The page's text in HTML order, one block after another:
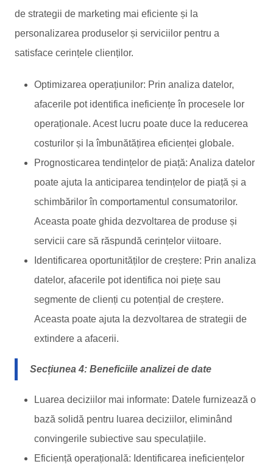
de strategii de marketing mai eficiente și la
personalizarea produselor și serviciilor pentru a
satisface cerințele clienților.
Optimizarea operațiunilor: Prin analiza datelor,
afacerile pot identifica ineficiențe în procesele lor
operaționale. Acest lucru poate duce la reducerea
costurilor și la îmbunătățirea eficienței globale.
Prognosticarea tendințelor de piață: Analiza datelor
poate ajuta la anticiparea tendințelor de piață și a
schimbărilor în comportamentul consumatorilor.
Aceasta poate ghida dezvoltarea de produse și
servicii care să răspundă cerințelor viitoare.
Identificarea oportunităților de creștere: Prin analiza
datelor, afacerile pot identifica noi piețe sau
segmente de clienți cu potențial de creștere.
Aceasta poate ajuta la dezvoltarea de strategii de
extindere a afacerii.
Secțiunea 4: Beneficiile analizei de date
Luarea deciziilor mai informate: Datele furnizează o
bază solidă pentru luarea deciziilor, eliminând
convingerile subiective sau speculațiile.
Eficiență operațională: Identificarea ineficiențelor